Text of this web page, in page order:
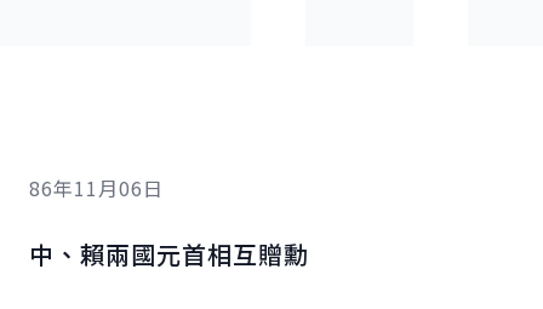
86年11月06日
中、賴兩國元首相互贈勳